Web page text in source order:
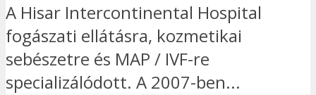
A Hisar Intercontinental Hospital
fogászati ellátásra, kozmetikai
sebészetre és MAP / IVF-re
specializálódott. A 2007-ben...